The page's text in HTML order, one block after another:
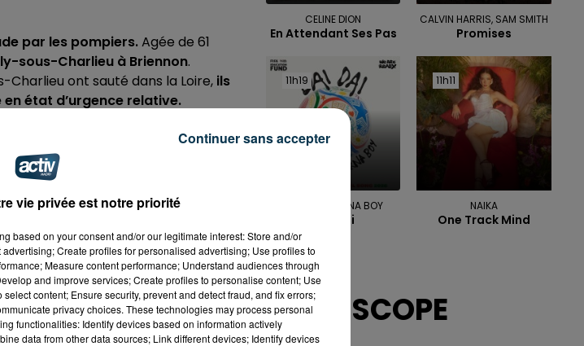
par les pompiers.Agée de 61
sous-Charlieu à Briennon.
ont sauté dans la Loire, ils
état d’urgence relative.
CELINE DION
En Attendant Ses Pas
CALVIN HARRIS, SAM SMITH
Promises
11h19
11h19
SHAKIRA, BURNA BOY
Dai Dai
11h11
11h11
NAIKA
One Track Mind
HOROSCOPE
vie privée est notre priorité
based on your consent and/or our legitimate interest: Store and/or
Create profiles for personalised advertising; Use profiles to
Measure content performance; Understand audiences through
and improve services; Create profiles to personalise content; Use
content; Ensure security, prevent and detect fraud, and fix errors;
privacy choices. These technologies may process personal
functionalities: Identify devices based on information actively
data from other data sources; Link different devices; Identify devices
Continuer sans accepter